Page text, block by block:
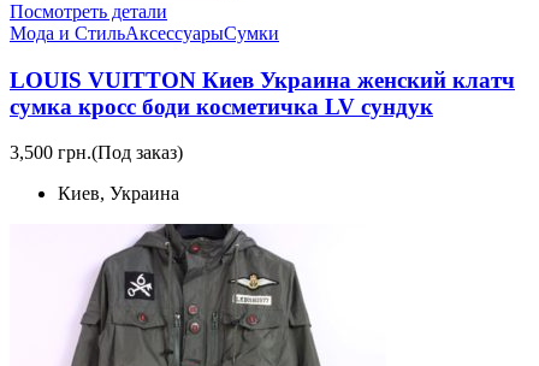
Посмотреть детали
Мода и СтильАксессуарыСумки
LOUIS VUITTON Киев Украина женский клатч
сумка кросс боди косметичка LV сундук
3,500 грн.(Под заказ)
Киев, Украина